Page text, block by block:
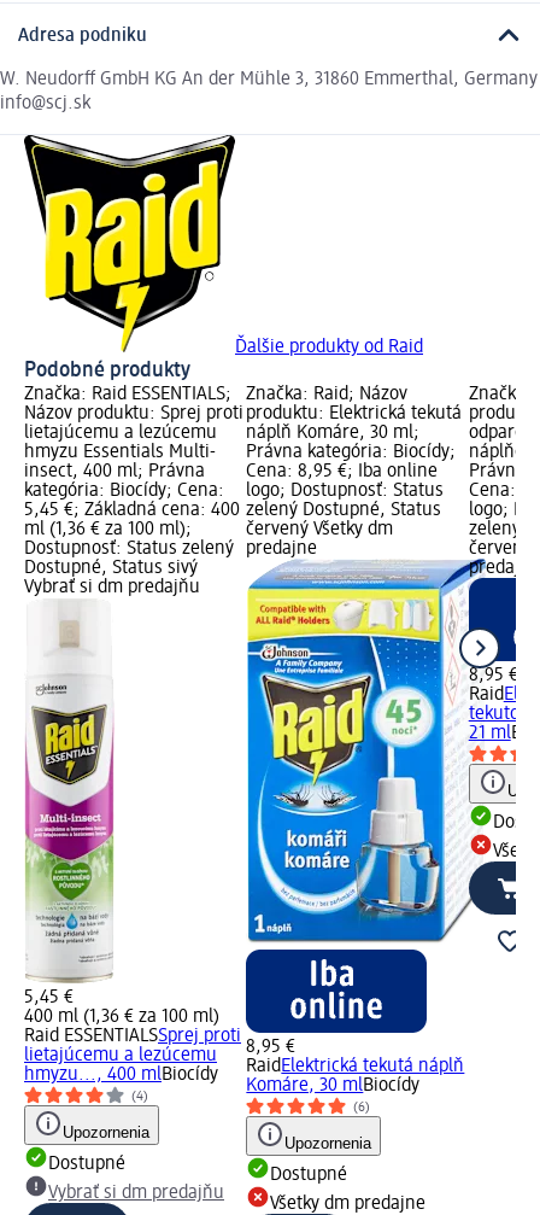
Adresa podniku
W. Neudorff GmbH KG An der Mühle 3, 31860 Emmerthal, Germany
info@scj.sk
Ďalšie produkty od Raid
Podobné produkty
Značka: Raid ESSENTIALS;
Názov produktu: Sprej proti
lietajúcemu a lezúcemu
hmyzu Essentials Multi-
insect, 400 ml; Právna
kategória: Biocídy; Cena:
5,45 €; Základná cena: 400
ml (1,36 € za 100 ml);
Dostupnosť: Status zelený
Dostupné, Status sivý
Vybrať si dm predajňu
5,45 €
400 ml (1,36 € za 100 ml)
Raid ESSENTIALSSprej proti
lietajúcemu a lezúcemu
hmyzu..., 400 mlBiocídy
(4)
Upozornenia
Dostupné
Vybrať si dm predajňu
Značka: Raid; Názov
produktu: Elektrická tekutá
náplň Komáre, 30 ml;
Právna kategória: Biocídy;
Cena: 8,95 €; Iba online
logo; Dostupnosť: Status
zelený Dostupné, Status
červený Všetky dm
predajne
8,95 €
RaidElektrická tekutá náplň
Komáre, 30 mlBiocídy
(6)
Upozornenia
Dostupné
Všetky dm predajne
Značka:
náplňou
Právna
Cena:
logo;
zelený
červený
predajne
8,95 €
Raid
tekutou
21 ml